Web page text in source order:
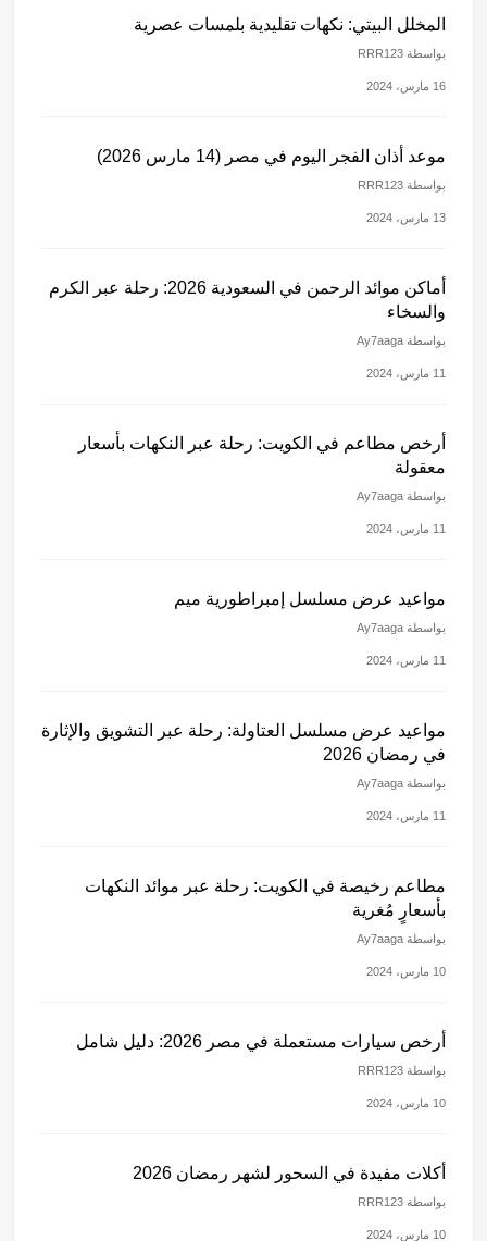
المخلل البيتي: نكهات تقليدية بلمسات عصرية
بواسطة RRR123
16 مارس، 2024
موعد أذان الفجر اليوم في مصر (14 مارس 2026)
بواسطة RRR123
13 مارس، 2024
أماكن موائد الرحمن في السعودية 2026: رحلة عبر الكرم
والسخاء
بواسطة Ay7aaga
11 مارس، 2024
أرخص مطاعم في الكويت: رحلة عبر النكهات بأسعار
معقولة
بواسطة Ay7aaga
11 مارس، 2024
مواعيد عرض مسلسل إمبراطورية ميم
بواسطة Ay7aaga
11 مارس، 2024
مواعيد عرض مسلسل العتاولة: رحلة عبر التشويق والإثارة
في رمضان 2026
بواسطة Ay7aaga
11 مارس، 2024
مطاعم رخيصة في الكويت: رحلة عبر موائد النكهات
بأسعارٍ مُغرية
بواسطة Ay7aaga
10 مارس، 2024
أرخص سيارات مستعملة في مصر 2026: دليل شامل
بواسطة RRR123
10 مارس، 2024
أكلات مفيدة في السحور لشهر رمضان 2026
بواسطة RRR123
10 مارس، 2024